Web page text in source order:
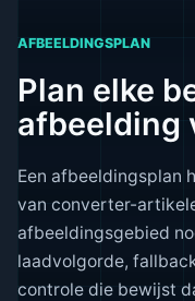
AFBEELDINGSPLAN
Plan elke
afbeelding
Een afbeeldingsplan
van converter-
afbeeldingsgebied
laadvolgorde,
controle die bewijst